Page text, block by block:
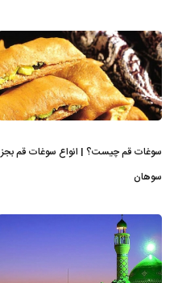
سوغات قم چیست؟ | انواع سوغات قم بجز
سوهان